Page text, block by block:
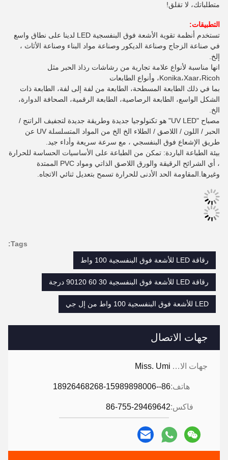
جهات الاتصال
جهات الاتصال: Miss. Umi
هاتف:86--18926468268-15989898006
فاكس:86-755-29469642
متطلباتك، لا تقلق!
التطبيقات:
تستخدم أنظمة تقوية الأشعة فوق البنفسجية LED لدينا على نطاق واسع
في صناعة الزجاج وصناعة الديكور وصناعة مواد البناء وصناعة الأثاث ،
إلخ.
انها مناسبة لأنواع علامة تجارية من رشاشات رذاذ الحبر مثل
Konika،Xaar،Ricoh، وأنواع الطابعات
بما في ذلك الطابعة المسطحة، الطابعة من لفة إلى لفة، الطابعة ذات
الشكل الواسع، الطابعة الرصاصية، الطابعة الرقمية، الصحافة الدوارة،
الخ.
مصباح "UV LED" هو تكنولوجيا جديدة وطريقة جديدة لتجفيف الراتنج /
الحبر / اللون / اللاصق / الطلاء الخ الخ من المواد المتسلسلة UV عن
طريق الإشعاع فوق البنفسجي ، مع سرعة سريعة وأداء جيد.
بيئة الطباعة الباردة: تمكن من الطباعة على الأساسيات الحساسة للحرارة
، أي الشرائح الرقيقة والورق اللاصق الذاتي ومواد PVC الممتدة
وغيرها.المقاومة الحد الأدنى للحرارة تسمح بتعديل ثنائي الاتجاه.
Tags:
رقاقة LED للأشعة فوق البنفسجية 100 واط
رقاقة LED للأشعة فوق البنفسجية 30 60 90120 درجة
LED للأشعة فوق البنفسجية 100 واط من إل جي